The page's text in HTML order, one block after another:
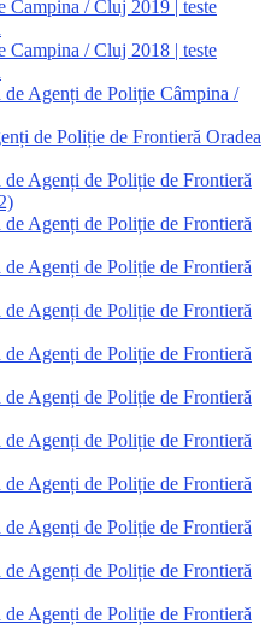
Campina / Cluj 2019 | teste
Campina / Cluj 2018 | teste
de Agenți de Poliție Câmpina /
de Poliție de Frontieră Oradea
de Agenți de Poliție de Frontieră
de Agenți de Poliție de Frontieră
de Agenți de Poliție de Frontieră
de Agenți de Poliție de Frontieră
de Agenți de Poliție de Frontieră
de Agenți de Poliție de Frontieră
de Agenți de Poliție de Frontieră
de Agenți de Poliție de Frontieră
de Agenți de Poliție de Frontieră
de Agenți de Poliție de Frontieră
de Agenți de Poliție de Frontieră